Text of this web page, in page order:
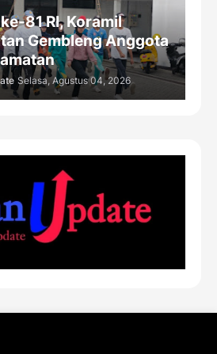
81 RI, Koramil
Gembleng Anggota
Selasa, Agustus 04, 2026